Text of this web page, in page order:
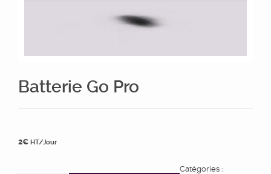
Batterie Go Pro
2€ HT/Jour
Catégories :